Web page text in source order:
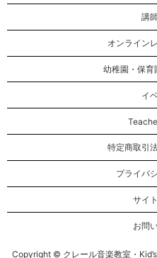
講
オンライン
幼稚園・保育
イ
特定商取引
プライバ
サイ
お問
Copyright © クレール音楽教室・